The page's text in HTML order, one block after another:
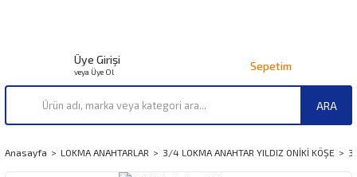
ARA
Üye Girişi
veya Üye Ol Sepetim
Anasayfa LOKMA ANAHTARLAR 3/4 LOKMA ANAHTAR YILDIZ ONİKİ KÖŞE